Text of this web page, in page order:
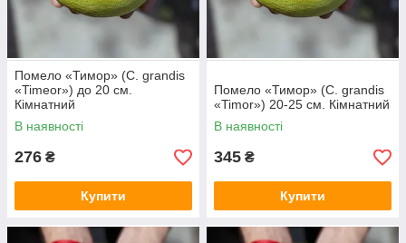
Помело «Тимор» (C. grandis
«Timeor») до 20 см.
Кімнатний
В наявності
276 ₴
Купити
Помело «Тимор» (C. grandis
«Timor») 20-25 см. Кімнатний
В наявності
345 ₴
Купити